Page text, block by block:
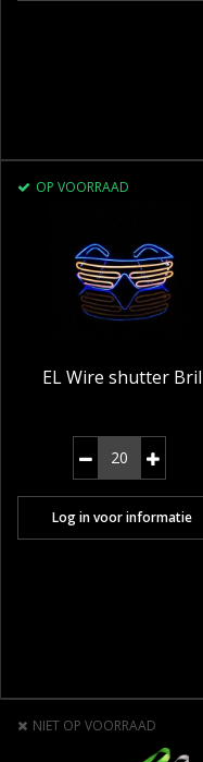
OP VOORRAAD
EL Wire shutter Bril
Log in voor informatie
NIET OP VOORRAAD